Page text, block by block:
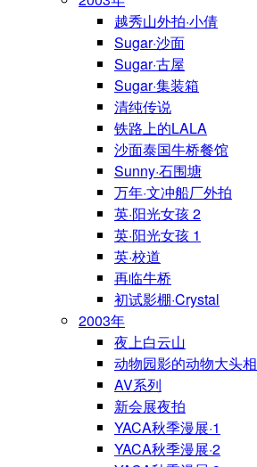
越秀山外拍·小倩
Sugar·沙面
Sugar·古屋
Sugar·集装箱
清纯传说
铁路上的LALA
沙面泰国牛桥餐馆
Sunny·石围塘
万年·文冲船厂外拍
英·阳光女孩 2
英·阳光女孩 1
英·校道
再临牛桥
初试影棚·Crystal
2003年
夜上白云山
动物园影的动物大头相
AV系列
新会展夜拍
YACA秋季漫展·1
YACA秋季漫展·2